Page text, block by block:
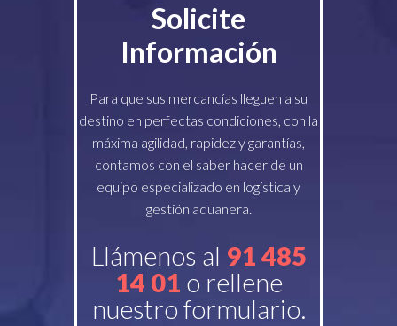
Solicite
Información
Para que sus mercancías lleguen a su
destino en perfectas condiciones, con la
máxima agilidad, rapidez y garantías,
contamos con el saber hacer de un
equipo especializado en logística y
gestión aduanera.
Llámenos al 91 485
14 01 o rellene
nuestro formulario.